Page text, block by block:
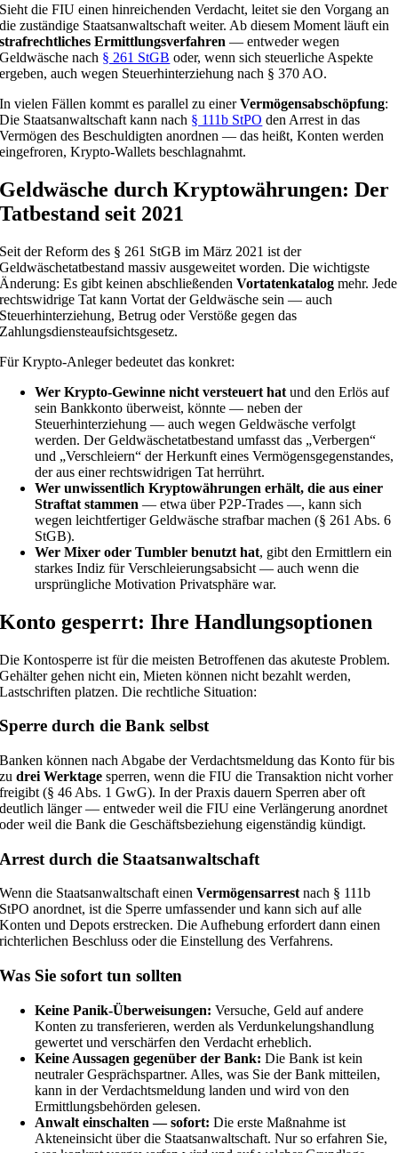
Sieht die FIU einen hinreichenden Verdacht, leitet sie den Vorgang an
die zuständige Staatsanwaltschaft weiter. Ab diesem Moment läuft ein
strafrechtliches Ermittlungsverfahren — entweder wegen
Geldwäsche nach § 261 StGB oder, wenn sich steuerliche Aspekte
ergeben, auch wegen Steuerhinterziehung nach § 370 AO.
In vielen Fällen kommt es parallel zu einerVermögensabschöpfung:
Die Staatsanwaltschaft kann nach § 111b StPO den Arrest in das
Vermögen des Beschuldigten anordnen — das heißt, Konten werden
eingefroren, Krypto-Wallets beschlagnahmt.
Geldwäsche durch Kryptowährungen: Der
Tatbestand seit 2021
Seit der Reform des § 261 StGB im März 2021 ist der
Geldwäschetatbestand massiv ausgeweitet worden. Die wichtigste
Änderung: Es gibt keinen abschließendenVortatenkatalog mehr. Jede
rechtswidrige Tat kann Vortat der Geldwäsche sein — auch
Steuerhinterziehung, Betrug oder Verstöße gegen das
Zahlungsdiensteaufsichtsgesetz.
Für Krypto-Anleger bedeutet das konkret:
Wer Krypto-Gewinne nicht versteuert hat und den Erlös auf
sein Bankkonto überweist, könnte — neben der
Steuerhinterziehung — auch wegen Geldwäsche verfolgt
werden. Der Geldwäschetatbestand umfasst das „Verbergen“
und „Verschleiern“ der Herkunft eines Vermögensgegenstandes,
der aus einer rechtswidrigen Tat herrührt.
Wer unwissentlich Kryptowährungen erhält, die aus einer
Straftat stammen — etwa über P2P-Trades —, kann sich
wegen leichtfertiger Geldwäsche strafbar machen (§ 261 Abs. 6
StGB).
Wer Mixer oder Tumbler benutzt hat, gibt den Ermittlern ein
starkes Indiz für Verschleierungsabsicht — auch wenn die
ursprüngliche Motivation Privatsphäre war.
Konto gesperrt: Ihre Handlungsoptionen
Die Kontosperre ist für die meisten Betroffenen das akuteste Problem.
Gehälter gehen nicht ein, Mieten können nicht bezahlt werden,
Lastschriften platzen. Die rechtliche Situation:
Sperre durch die Bank selbst
Banken können nach Abgabe der Verdachtsmeldung das Konto für bis
zudrei Werktage sperren, wenn die FIU die Transaktion nicht vorher
freigibt (§ 46 Abs. 1 GwG). In der Praxis dauern Sperren aber oft
deutlich länger — entweder weil die FIU eine Verlängerung anordnet
oder weil die Bank die Geschäftsbeziehung eigenständig kündigt.
Arrest durch die Staatsanwaltschaft
Wenn die Staatsanwaltschaft einenVermögensarrestnach § 111b
StPO anordnet, ist die Sperre umfassender und kann sich auf alle
Konten und Depots erstrecken. Die Aufhebung erfordert dann einen
richterlichen Beschluss oder die Einstellung des Verfahrens.
Was Sie sofort tun sollten
Keine Panik-Überweisungen: Versuche, Geld auf andere
Konten zu transferieren, werden als Verdunkelungshandlung
gewertet und verschärfen den Verdacht erheblich.
Keine Aussagen gegenüber der Bank: Die Bank ist kein
neutraler Gesprächspartner. Alles, was Sie der Bank mitteilen,
kann in der Verdachtsmeldung landen und wird von den
Ermittlungsbehörden gelesen.
Anwalt einschalten — sofort: Die erste Maßnahme ist
Akteneinsicht über die Staatsanwaltschaft. Nur so erfahren Sie,